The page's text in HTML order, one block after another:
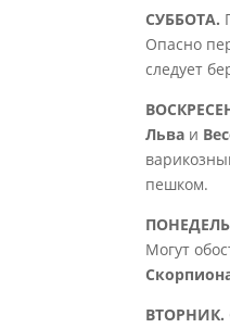
СУББОТА.
Опасно
следует
Льва и
пешком.
Могут
ВТОРНИК.